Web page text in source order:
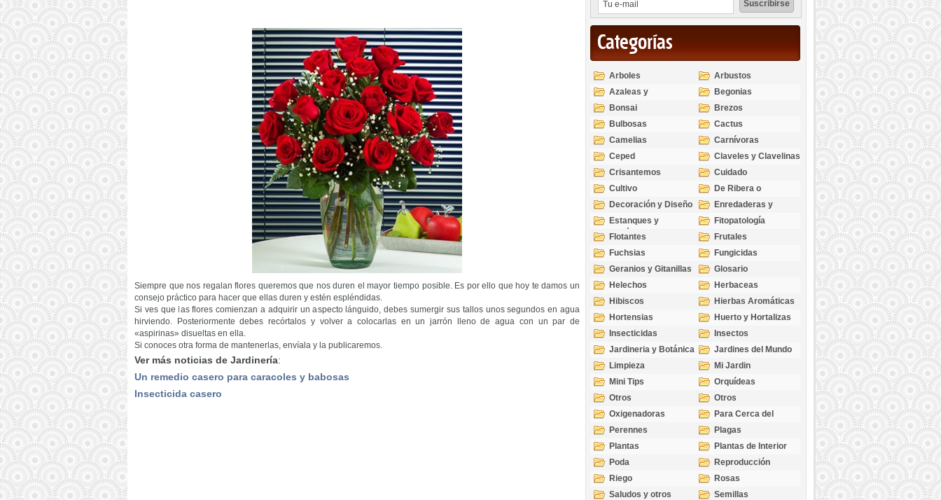
Siempre que nos regalan flores queremos que nos duren el mayor tiempo posible. Es por ello que hoy te damos un
consejo práctico para hacer que ellas duren y estén espléndidas.
Si ves que las flores comienzan a adquirir un aspecto lánguido, debes sumergir sus tallos unos segundos en agua
hirviendo. Posteriormente debes recórtalos y volver a colocarlas en un jarrón lleno de agua con un par de
«aspirinas» disueltas en ella.
Si conoces otra forma de mantenerlas, envíala y la publicaremos.
Ver más noticias de Jardinería:
Un remedio casero para caracoles y babosas
Insecticida casero
Categorías
Arboles
Arbustos
Azaleas y
Rododendros
Begonias
Bonsai
Brezos
Bulbosas
Cactus
Camelias
Carnívoras
Ceped
Claveles y Clavelinas
Crisantemos
Cuidado
Cultivo
De Ribera o
Palustres
Decoración y Diseño
Enredaderas y
cubresuelos
Estanques y
Acuáticas
Fitopatología
Flotantes
Frutales
Fuchsias
Fungicidas
Geranios y Gitanillas
Glosario
Helechos
Herbaceas
Hibiscos
Hierbas Aromáticas
Hortensias
Huerto y Hortalizas
Insecticidas
Insectos
Jardineria y Botánica
Jardines del Mundo
Limpieza
Mi Jardin
Mini Tips
Orquídeas
Otros
Otros
Oxigenadoras
Para Cerca del
Estanque
Perennes
Plagas
Plantas
Plantas de Interior
Poda
Reproducción
Riego
Rosas
Saludos y otros
Semillas